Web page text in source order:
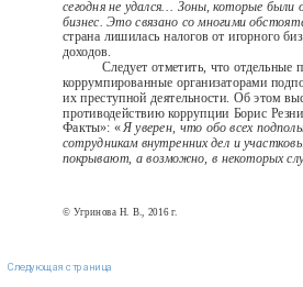
сегодня не удался… Зоны, которые были
бизнес. Это связано со многими
страна лишилась налогов от игорного
доходов.
Следует отметить, что отдельные
коррумпированные организаторами
их преступной деятельности. Об этом
противодействию коррупции Борис
Факты»: «Я уверен, что обо всех
сотрудникам внутренних дел и
покрывают, а возможно, в некоторых
© Угринова Н. В., 2016 г.
Следующая страница